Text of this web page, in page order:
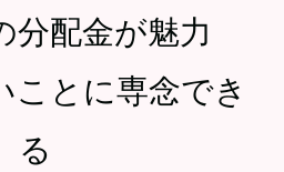
分配金が魅力
ことに専念でき
る